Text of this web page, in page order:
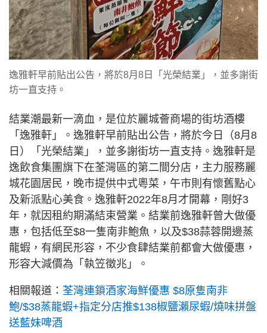
逸雅軒早前貼出公告，將於8月8日「光榮結業」，並多謝街
坊一直支持。
結業潮最新一滴血，是位於麗城薈商場的街坊酒樓
「逸雅軒」。逸雅軒早前貼出公告，將於今日（8月8
日）「光榮結業」，並多謝街坊一直支持。逸雅軒是
逸飲食集團旗下在荃灣區的第二間分店，主力服務麗
城花園居民，晚市提供中式粵菜，午市則有懷舊點心
及新派點心美食。逸雅軒2022年8月才開幕，剛好3
年，就因租約期滿結束營業。結業前逸雅軒曾大做優
惠，包括低至$8一隻南非鮑魚，以及$38蒜蓉開邊蒸
龍蝦，有網民形容，不少食肆結業前都會大做優惠，
形容大減價為「執笠徵兆」。
相關報道： 荃灣連鎖酒家海鮮優惠 $8原隻南非
鮑/$38蒸龍蝦+指定分店推$138椒鹽瀨尿蝦/燒味拼盤
送藍妹啤酒